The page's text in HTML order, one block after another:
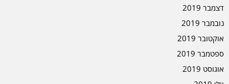
דצמבר 2019
נובמבר 2019
אוקטובר 2019
ספטמבר 2019
אוגוסט 2019